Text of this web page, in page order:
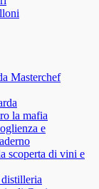
Masterchef
la mafia
e
scoperta di vini e